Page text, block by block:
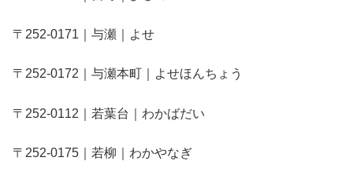
〒252-0171｜与瀬｜よせ
〒252-0172｜与瀬本町｜よせほんちょう
〒252-0112｜若葉台｜わかばだい
〒252-0175｜若柳｜わかやなぎ